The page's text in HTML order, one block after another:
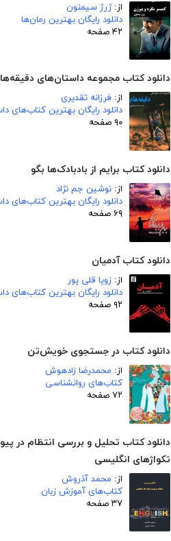
از:ژرژ سیمنون
دانلود رایگان بهترین رمان‌ها
۴۲ صفحه
دانلود کتاب مجموعه داستان‌های
از: فرزانه تقدیری
دانلود رایگان بهترین کتاب‌های
۹۰ صفحه
دانلود کتاب برایم از بادبادک‌ها بگو
از: نوشین جم نژاد
دانلود رایگان بهترین کتاب‌های
۶۹ صفحه
دانلود کتاب آدمیان
از: زویا قلی پور
دانلود رایگان بهترین کتاب‌های
۹۲ صفحه
دانلود کتاب در جستجوی خویش‌تن
از: محمدرضا زادهوش
کتاب‌های روانشناسی
۷۲ صفحه
دانلود کتاب تحلیل و بررسی انتظام در
تکواژهای انگلیسی
از: محمد آذروش
کتاب‌های آموزش زبان
۳۷ صفحه